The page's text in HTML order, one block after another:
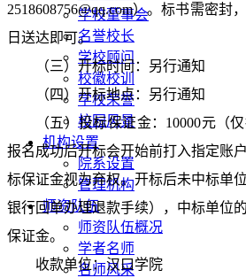
学校董事会
名誉校长
学校顾问
校徽校训
学校荣誉
校园风景
机构设置
院系设置
管理机构
师资队伍
师资队伍概况
学者名师
名师风采
2518608756@qq.com）。标书需密封
日送达即可。
（三） 开标时间：另行通知
（四） 开标地点：另行通知
（五）投标保证金： 10000元（
报名成功后开标会开始前打入指定账
标保证金视为弃权。开标后未中标单
银行回单办理退款手续），中标单位
保证金。
收款单位：汉口学院